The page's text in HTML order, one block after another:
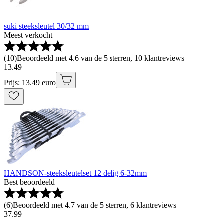
suki steeksleutel 30/32 mm
Meest verkocht
(10)Beoordeeld met 4.6 van de 5 sterren, 10 klantreviews
13.49
Prijs: 13.49 euro
HANDSON-steeksleutelset 12 delig 6-32mm
Best beoordeeld
(6)Beoordeeld met 4.7 van de 5 sterren, 6 klantreviews
37.99